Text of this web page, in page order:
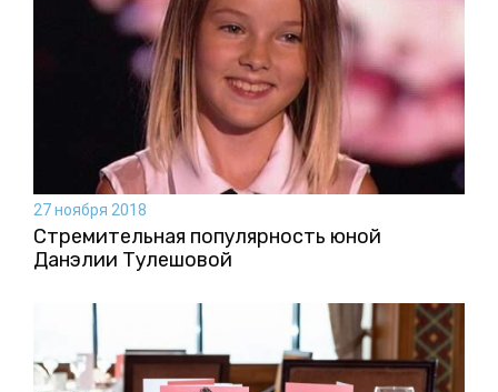
27 ноября 2018
Стремительная популярность юной
Данэлии Тулешовой